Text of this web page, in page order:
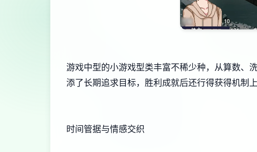
游戏中型的小游戏型类丰富不稀少种，从算数、
添了长期追求目标，胜利成就后还行得获得机制
时间管据与情感交织